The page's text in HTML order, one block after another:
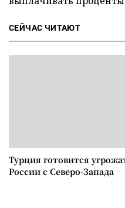
СЕЙЧАС ЧИТАЮТ
Турция готовится
России с Северо-Запада